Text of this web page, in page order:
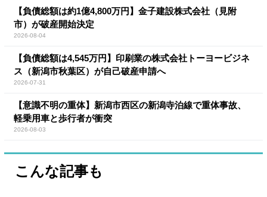
【負債総額は約1億4,800万円】金子建設株式会社（見附
市）が破産開始決定
2026-08-04
【負債総額は4,545万円】印刷業の株式会社トーヨービジネ
ス（新潟市秋葉区）が自己破産申請へ
2026-07-31
【意識不明の重体】新潟市西区の新潟寺泊線で重体事故、
軽乗用車と歩行者が衝突
2026-08-03
こんな記事も